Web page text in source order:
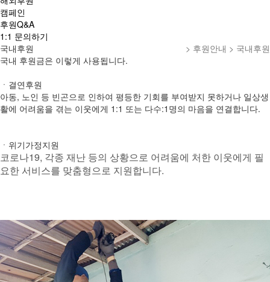
캠페인
후원Q&A
1:1 문의하기
> 후원안내 > 국내후원
국내후원
국내 후원금은 이렇게 사용됩니다.
ㆍ결연후원
아동, 노인 등 빈곤으로 인하여 평등한 기회를 부여받지 못하거나 일상생
활에 어려움을 겪는 이웃에게 1:1 또는 다수:1명의 마음을 연결합니다.
ㆍ위기가정지원
코로나19, 각종 재난 등의 상황으로 어려움에 처한 이웃에게 필
요한 서비스를 맞춤형으로 지원합니다.